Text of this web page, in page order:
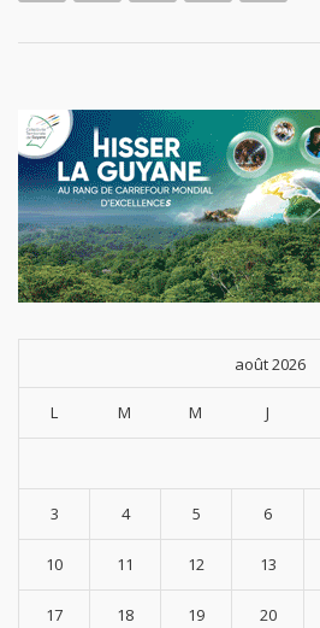
août 2026
L M M J
3 4 5 6
10 11 12 13
17 18 19 20